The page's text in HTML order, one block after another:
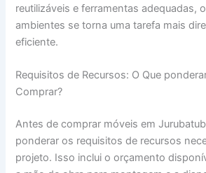
reutilizáveis e ferramentas adequadas,
ambientes se torna uma tarefa mais
eficiente.
Requisitos de Recursos: O Que
Comprar?
Antes de comprar móveis em
ponderar os requisitos de recursos
projeto. Isso inclui o orçamento